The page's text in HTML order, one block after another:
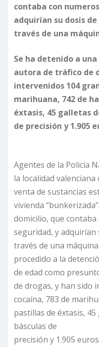
contaba con
adquirían su dosis
través de una
Se ha detenido a
autora de tráfico de
intervenidos 104
marihuana, 742 de
éxtasis, 45 galletas
de precisión y 1.905
Agentes de la Policía
la localidad
venta de sustancias
vivienda
domicilio, que
seguridad, y adquirían
través de una
procedido a la
de edad como
de drogas, y han sido
cocaína, 783 de
pastillas de éxtasis,
básculas de
precisión y 1.905